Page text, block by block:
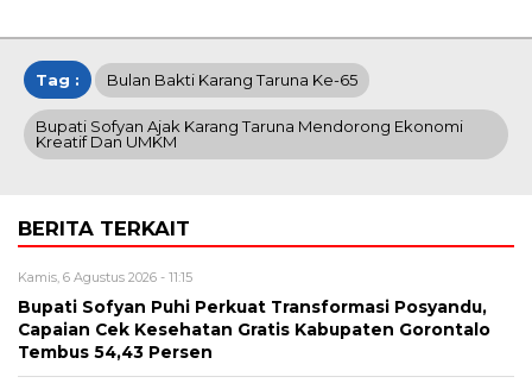
Tag : Bulan Bakti Karang Taruna Ke-65
Bupati Sofyan Ajak Karang Taruna Mendorong Ekonomi
Kreatif Dan UMKM
BERITA TERKAIT
Kamis, 6 Agustus 2026 - 11:15
Bupati Sofyan Puhi Perkuat Transformasi Posyandu,
Capaian Cek Kesehatan Gratis Kabupaten Gorontalo
Tembus 54,43 Persen